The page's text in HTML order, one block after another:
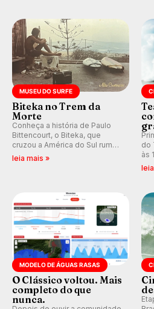
MUSEU DO SURFE
Biteka no Trem da
Morte
Conheça a história de Paulo
Bittencourt, o Biteka, que
cruzou a América do Sul rumo
ao Pacífico em uma jornada
leia mais »
do
às
MODELO DE ÁGUAS RASAS
O Clássico voltou. Mais
completo do que
nunca.